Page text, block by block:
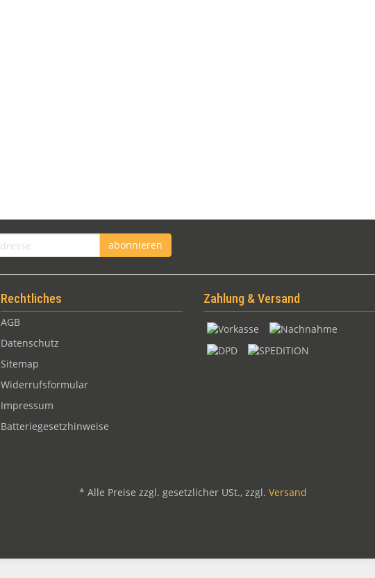
abonnieren
Rechtliches
AGB
Datenschutz
Sitemap
Widerrufsformular
Impressum
Batteriegesetzhinweise
Zahlung & Versand
* Alle Preise zzgl. gesetzlicher USt., zzgl. Versand